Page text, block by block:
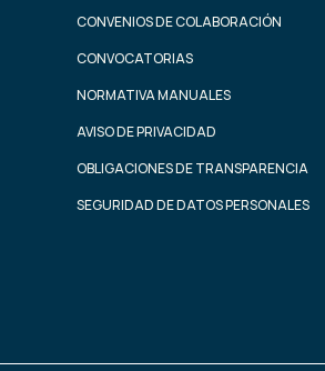
CONVENIOS DE COLABORACIÓN
CONVOCATORIAS
NORMATIVA MANUALES
AVISO DE PRIVACIDAD
OBLIGACIONES DE TRANSPARENCIA
SEGURIDAD DE DATOS PERSONALES